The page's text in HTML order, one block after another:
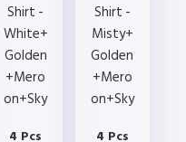
4 Pcs 4 Pcs